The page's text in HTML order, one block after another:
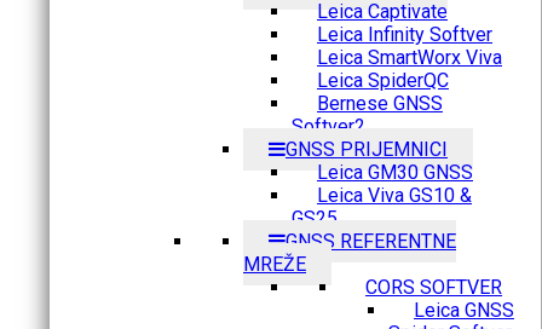
Leica Captivate
Leica Infinity Softver
Leica SmartWorx Viva
Leica SpiderQC
Bernese GNSS
Softver2
GNSS PRIJEMNICI
Leica GM30 GNSS
Leica Viva GS10 &
GS25
GNSS REFERENTNE
MREŽE
CORS SOFTVER
Leica GNSS